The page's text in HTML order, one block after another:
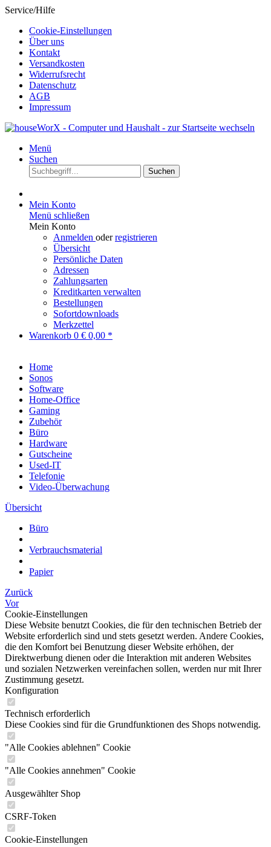
Service/Hilfe
Cookie-Einstellungen
Über uns
Kontakt
Versandkosten
Widerrufsrecht
Datenschutz
AGB
Impressum
Menü
Suchen
Suchen
Mein Konto
Menü schließen
Mein Konto
Anmelden oderregistrieren
Übersicht
Persönliche Daten
Adressen
Zahlungsarten
Kreditkarten verwalten
Bestellungen
Sofortdownloads
Merkzettel
Warenkorb 0 € 0,00 *
Home
Sonos
Software
Home-Office
Gaming
Zubehör
Büro
Hardware
Gutscheine
Used-IT
Telefonie
Video-Überwachung
Übersicht
Büro
Verbrauchsmaterial
Papier
Zurück
Vor
Cookie-Einstellungen
Diese Website benutzt Cookies, die für den technischen Betrieb der
Website erforderlich sind und stets gesetzt werden. Andere Cookies,
die den Komfort bei Benutzung dieser Website erhöhen, der
Direktwerbung dienen oder die Interaktion mit anderen Websites
und sozialen Netzwerken vereinfachen sollen, werden nur mit Ihrer
Zustimmung gesetzt.
Konfiguration
Technisch erforderlich
Diese Cookies sind für die Grundfunktionen des Shops notwendig.
"Alle Cookies ablehnen" Cookie
"Alle Cookies annehmen" Cookie
Ausgewählter Shop
CSRF-Token
Cookie-Einstellungen